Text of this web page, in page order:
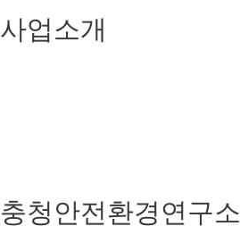
사업소개
충청안전환경연구소